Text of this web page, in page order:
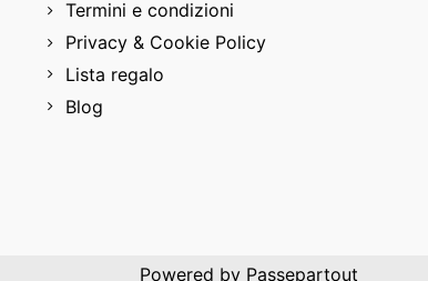
Termini e condizioni
Privacy & Cookie Policy
Lista regalo
Blog
Powered by Passepartout